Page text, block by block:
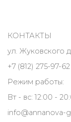
КОНТАКТЫ
ул. Жуковского
+7 (812) 275-97-62
Режим работы:
Вт - вс: 12:00 -
info@annanova-